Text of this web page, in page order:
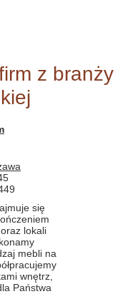
z branży
się
lokali
mebli na
wnętrz,
Państwa